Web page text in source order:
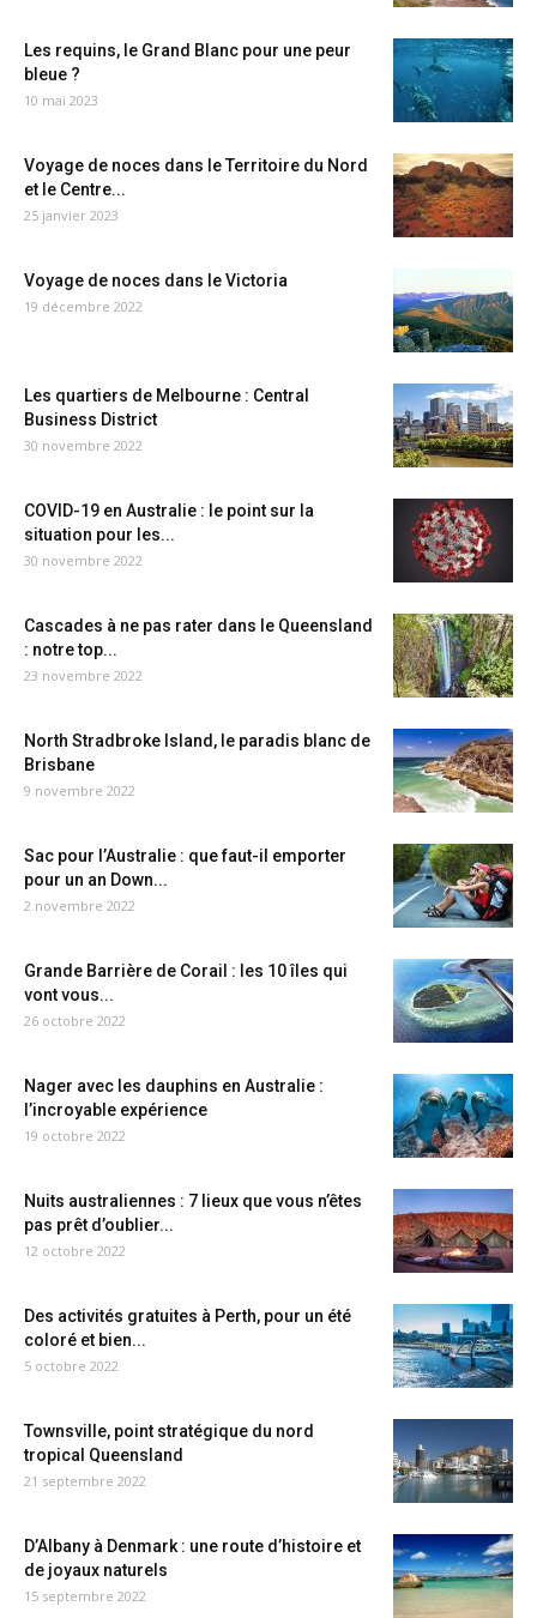
Les requins, le Grand Blanc pour une peur
bleue ?
10 mai 2023
Voyage de noces dans le Territoire du Nord
et le Centre...
25 janvier 2023
Voyage de noces dans le Victoria
19 décembre 2022
Les quartiers de Melbourne : Central
Business District
30 novembre 2022
COVID-19 en Australie : le point sur la
situation pour les...
30 novembre 2022
Cascades à ne pas rater dans le Queensland
: notre top...
23 novembre 2022
North Stradbroke Island, le paradis blanc de
Brisbane
9 novembre 2022
Sac pour l’Australie : que faut-il emporter
pour un an Down...
2 novembre 2022
Grande Barrière de Corail : les 10 îles qui
vont vous...
26 octobre 2022
Nager avec les dauphins en Australie :
l’incroyable expérience
19 octobre 2022
Nuits australiennes : 7 lieux que vous n’êtes
pas prêt d’oublier...
12 octobre 2022
Des activités gratuites à Perth, pour un été
coloré et bien...
5 octobre 2022
Townsville, point stratégique du nord
tropical Queensland
21 septembre 2022
D’Albany à Denmark : une route d’histoire et
de joyaux naturels
15 septembre 2022